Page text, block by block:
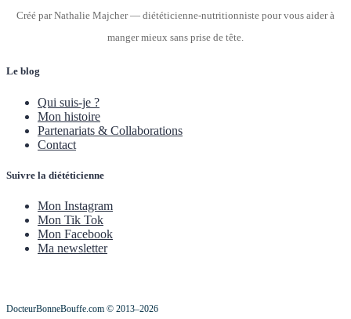
Créé par Nathalie Majcher — diététicienne-nutritionniste pour vous aider à
manger mieux sans prise de tête.
Le blog
Qui suis-je ?
Mon histoire
Partenariats & Collaborations
Contact
Suivre la diététicienne
Mon Instagram
Mon Tik Tok
Mon Facebook
Ma newsletter
DocteurBonneBouffe.com © 2013–2026